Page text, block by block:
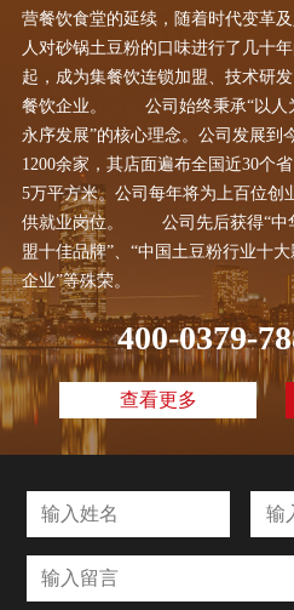
营餐饮食堂的延续，随着时代变革
人对砂锅土豆粉的口味进行了几十
起，成为集餐饮连锁加盟、技术研
餐饮企业。 公司始终秉承“以人为
永序发展”的核心理念。公司发展到
1200余家，其店面遍布全国近30个
5万平方米。公司每年将为上百位创
供就业岗位。 公司先后获得“中
盟十佳品牌”、“中国土豆粉行业十
企业”等殊荣。
400-0379-
查看更多